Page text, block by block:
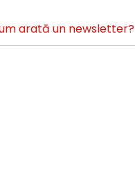
arată un newsletter?